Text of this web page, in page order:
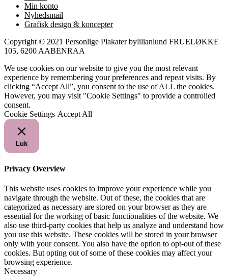
Min konto
Nyhedsmail
Grafisk design & koncepter
Copyright © 2021 Personlige Plakater bylilianlund FRUELØKKE
105, 6200 AABENRAA
We use cookies on our website to give you the most relevant
experience by remembering your preferences and repeat visits. By
clicking “Accept All”, you consent to the use of ALL the cookies.
However, you may visit "Cookie Settings" to provide a controlled
consent.
Cookie Settings Accept All
Luk
Privacy Overview
This website uses cookies to improve your experience while you
navigate through the website. Out of these, the cookies that are
categorized as necessary are stored on your browser as they are
essential for the working of basic functionalities of the website. We
also use third-party cookies that help us analyze and understand how
you use this website. These cookies will be stored in your browser
only with your consent. You also have the option to opt-out of these
cookies. But opting out of some of these cookies may affect your
browsing experience.
Necessary